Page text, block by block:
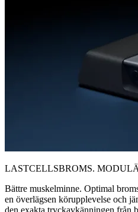
LASTCELLSBROMS.
Bättre muskelminne. Optimal
en överlägsen körupplevelse och
den exakta tryckavkänningen från